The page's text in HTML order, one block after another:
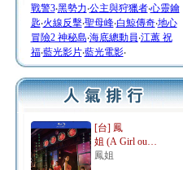
戰警3‧黑勢力‧公主與狩獵者‧心靈鑰
匙‧火線反擊‧聖母峰‧白鯨傳奇‧地心
冒險2 神秘島‧海底總動員‧江蕙 祝
福‧藍光影片‧藍光電影‧
[台] 鳳
姐 (A Girl ou…
鳳姐